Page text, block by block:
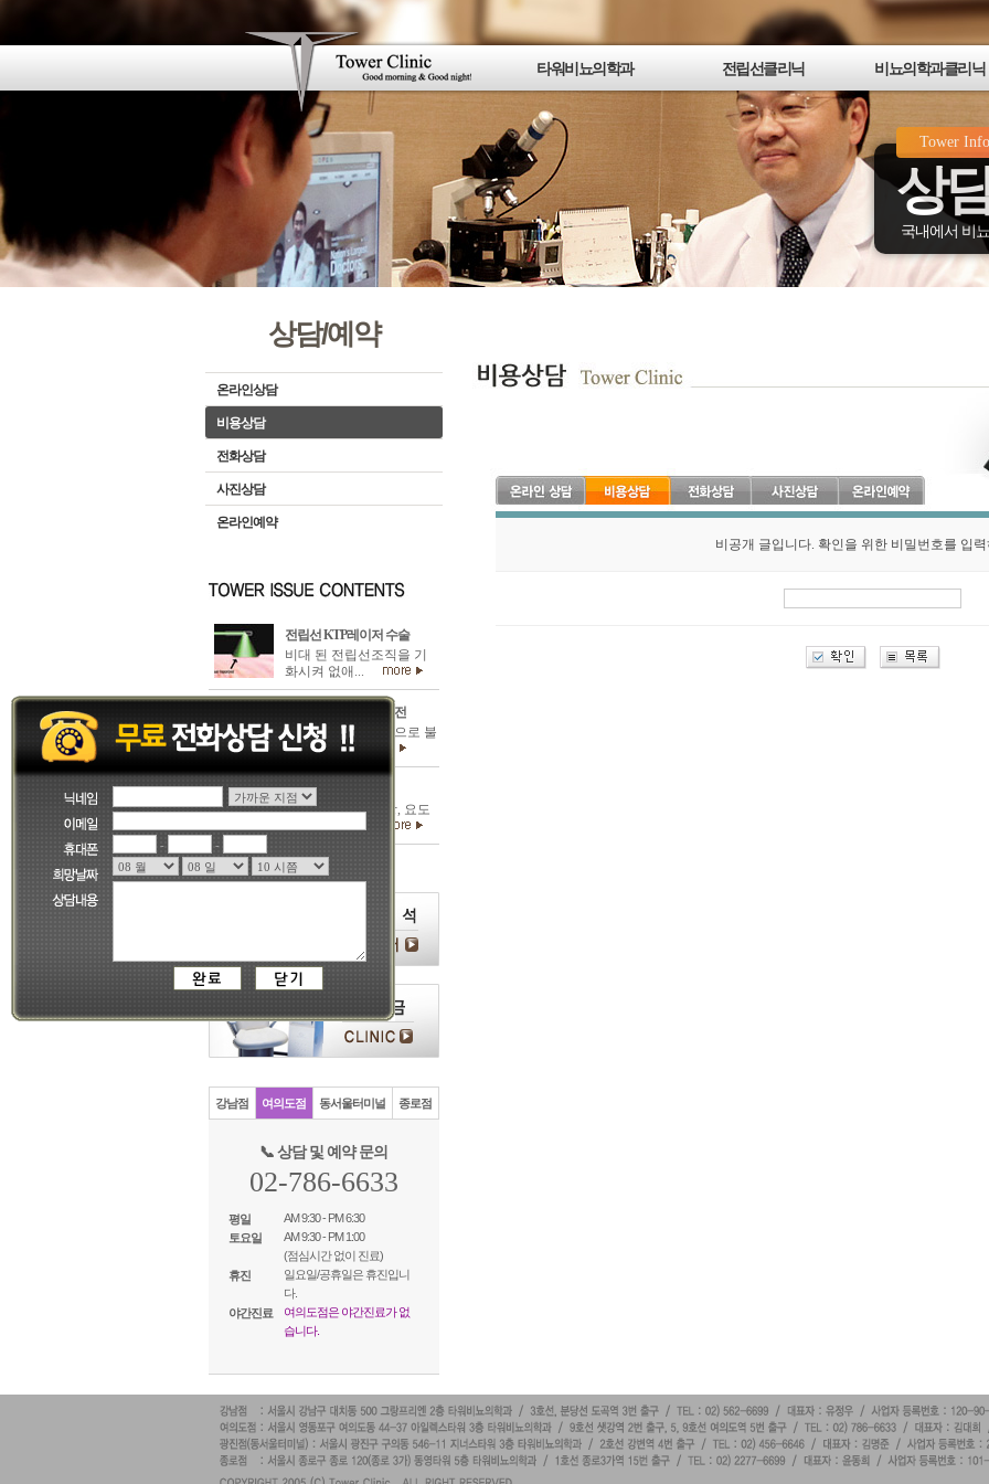
Tower
상
국내에서 비
타워비뇨의학과 전립선클리닉 비뇨의학과클리닉
타워비뇨의학과소개
의료진소개
진료안내
최신의료장비소개
병원둘러보기
강남점 오시는길
여의도점 오시는길
광진점(동서울터미널) 오시는길
타워전립선클리닉
전립선비대증
전립선염
전립선암
타워 멀티채널전립선치료
제3세대 전립선고주파치료
타워 KTP레이저 수술
플라즈마 레이저기화수술
발기부전/성기능 클리닉
남성갱년기 클리닉
요로감염/성명 클리닉
혈뇨/비뇨기암 클리닉
요로결석 클리닉
요실금 클리닉
상담/예약
온라인상담
비용상담
전화상담
사진상담
온라인예약
전립선 KTP레이저 수술
비대 된 전립선조직을 기
화시켜 없애...
남성갱년기/발기부전
발기부전은 심리적으로 불
안하거나...
혈뇨와 비뇨기암
신장질환, 요관방광, 요도
의 요로계질...
강남점 여의도점 동서울터미널 종로점
📞 상담 및 예약 문의
02-786-6633
평일
AM 9:30 - PM 6:30
토요일
AM 9:30 - PM 1:00
(점심시간 없이 진료)
휴진
일요일/공휴일은 휴진입니
다.
야간진료
여의도점은 야간진료가 없
습니다.
비공개 글입니다. 확인을 위한 비밀번호를 입
- -